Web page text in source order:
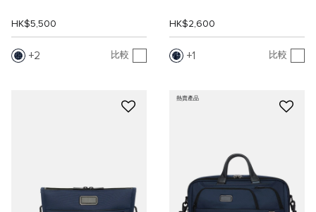
HK$5,500
2 比較
HK$2,600
1 比較
熱賣產品